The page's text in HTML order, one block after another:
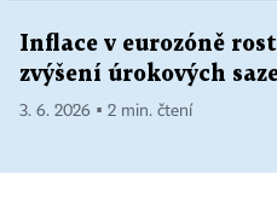
Inflace v eurozóně
zvýšení úrokových
3. 6. 2026 ▪ 2 min. čtení